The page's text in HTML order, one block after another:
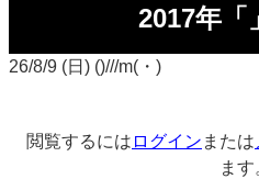
2017年「
26/8/9 (日) ()///m(・)
閲覧するには ログイン または
ます